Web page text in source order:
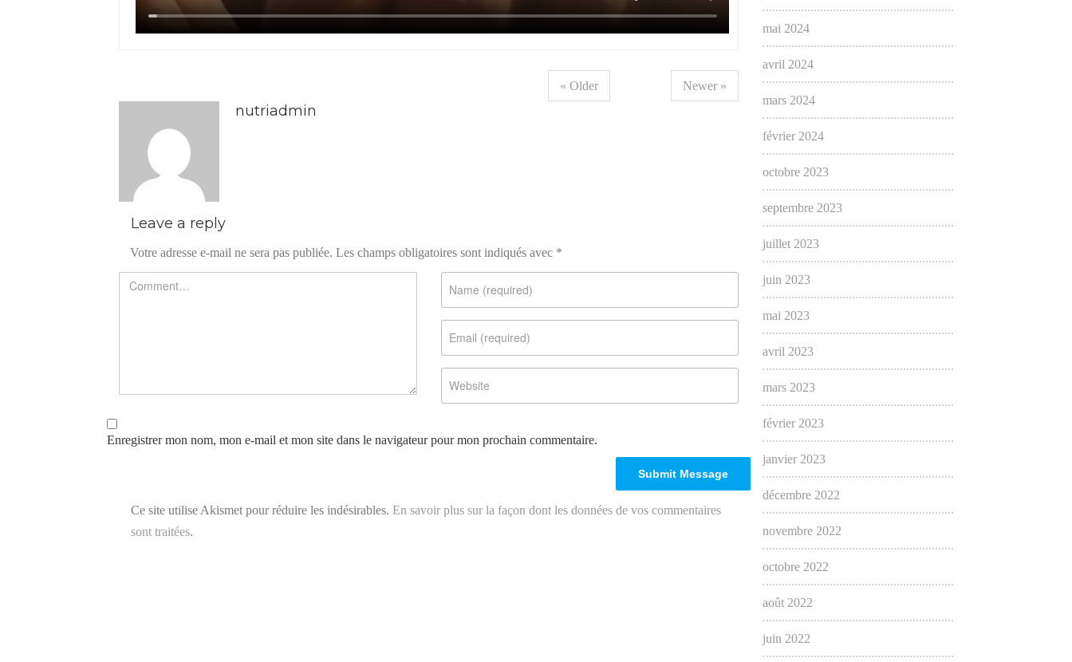
« Older Newer »
nutriadmin
Leave a reply
Votre adresse e-mail ne sera pas publiée. Les champs obligatoires sont indiqués avec *
Enregistrer mon nom, mon e-mail et mon site dans le navigateur pour mon prochain commentaire.
Ce site utilise Akismet pour réduire les indésirables.En savoir plus sur la façon dont les données de vos commentaires
sont traitées.
mai 2024
avril 2024
mars 2024
février 2024
octobre 2023
septembre 2023
juillet 2023
juin 2023
mai 2023
avril 2023
mars 2023
février 2023
janvier 2023
décembre 2022
novembre 2022
octobre 2022
août 2022
juin 2022